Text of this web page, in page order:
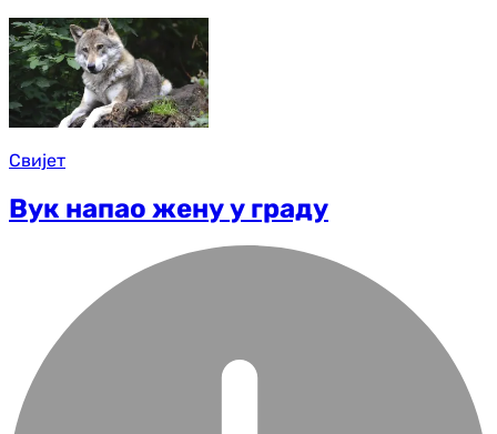
Свијет
Вук напао жену у граду